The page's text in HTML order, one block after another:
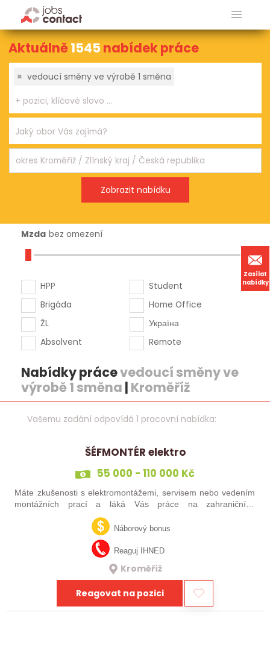
Zasílat
nabídky
Aktuálně1545 nabídek práce
× vedoucí směny ve výrobě 1 směna
Mzda bez omezení
HPP
Brigáda
ŽL
Absolvent
Student
Home Office
Україна
Remote
Nabídky prácevedoucí směny ve
výrobě 1 směna | Kroměříž
Vašemu zadání odpovídá 1 pracovní nabídka:
ŠÉFMONTÉR elektro
55 000 - 110 000 Kč
Máte zkušenosti s elektromontážemi, servisem nebo vedením
montážních prací a láká Vás práce na zahraničních
projektech? Nebo jste šikovný elektrikář či elektromontér, který
už nechce být jen „řadový…Náborový bonus
Reaguj IHNED
Kroměříž
Reagovat na pozici